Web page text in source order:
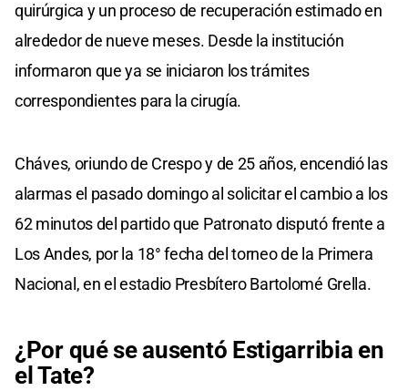
quirúrgica y un proceso de recuperación estimado en
alrededor de nueve meses. Desde la institución
informaron que ya se iniciaron los trámites
correspondientes para la cirugía.
Cháves, oriundo de Crespo y de 25 años, encendió las
alarmas el pasado domingo al solicitar el cambio a los
62 minutos del partido que Patronato disputó frente a
Los Andes, por la 18° fecha del torneo de la Primera
Nacional, en el estadio Presbítero Bartolomé Grella.
¿Por qué se ausentó Estigarribia en
el Tate?